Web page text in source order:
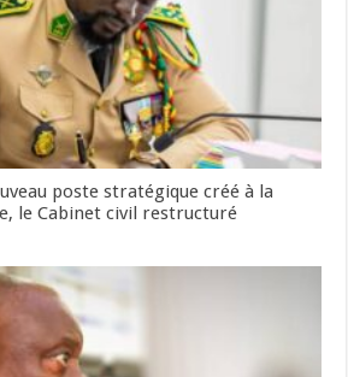
poste stratégique créé à la
le Cabinet civil restructuré